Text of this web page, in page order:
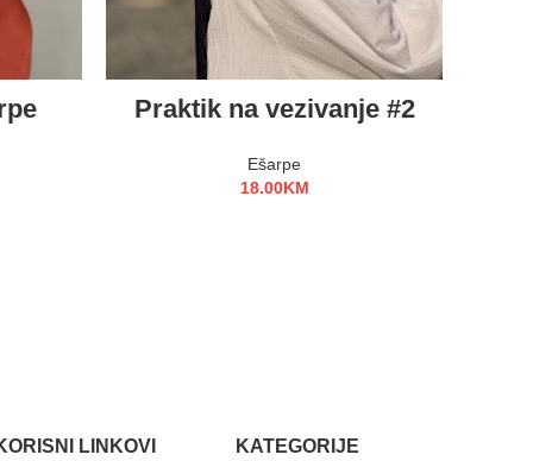
Praktik na vezivanje #2
Ešarpe
18.00KM
LINKOVI KATEGORIJE